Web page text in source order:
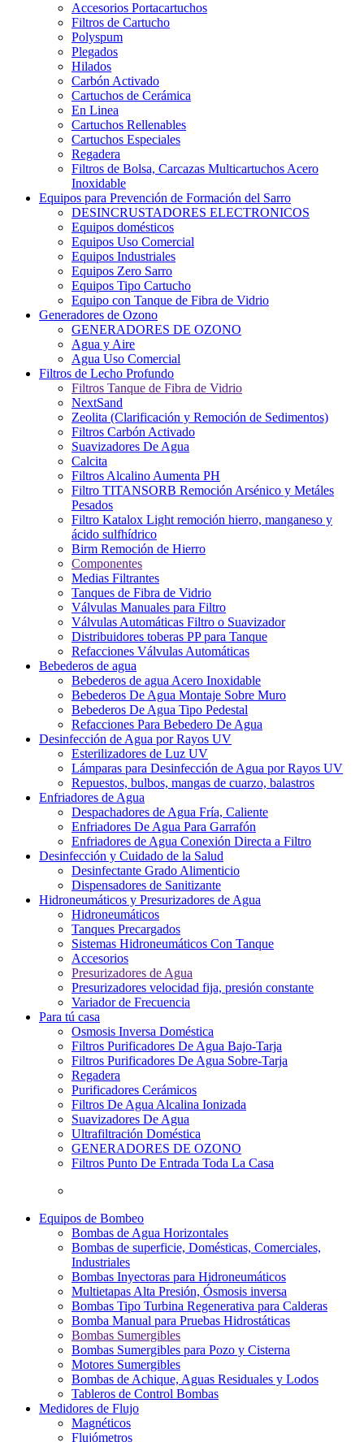
Accesorios Portacartuchos
Filtros de Cartucho
Polyspum
Plegados
Hilados
Carbón Activado
Cartuchos de Cerámica
En Linea
Cartuchos Rellenables
Cartuchos Especiales
Regadera
Filtros de Bolsa, Carcazas Multicartuchos Acero
Inoxidable
Equipos para Prevención de Formación del Sarro
DESINCRUSTADORES ELECTRONICOS
Equipos domésticos
Equipos Uso Comercial
Equipos Industriales
Equipos Zero Sarro
Equipos Tipo Cartucho
Equipo con Tanque de Fibra de Vidrio
Generadores de Ozono
GENERADORES DE OZONO
Agua y Aire
Agua Uso Comercial
Filtros de Lecho Profundo
Filtros Tanque de Fibra de Vidrio
NextSand
Zeolita (Clarificación y Remoción de Sedimentos)
Filtros Carbón Activado
Suavizadores De Agua
Calcita
Filtros Alcalino Aumenta PH
Filtro TITANSORB Remoción Arsénico y Metáles
Pesados
Filtro Katalox Light remoción hierro, manganeso y
ácido sulfhídrico
Birm Remoción de Hierro
Componentes
Medias Filtrantes
Tanques de Fibra de Vidrio
Válvulas Manuales para Filtro
Válvulas Automáticas Filtro o Suavizador
Distribuidores toberas PP para Tanque
Refacciones Válvulas Automáticas
Bebederos de agua
Bebederos de agua Acero Inoxidable
Bebederos De Agua Montaje Sobre Muro
Bebederos De Agua Tipo Pedestal
Refacciones Para Bebedero De Agua
Desinfección de Agua por Rayos UV
Esterilizadores de Luz UV
Lámparas para Desinfección de Agua por Rayos UV
Repuestos, bulbos, mangas de cuarzo, balastros
Enfriadores de Agua
Despachadores de Agua Fría, Caliente
Enfriadores De Agua Para Garrafón
Enfriadores de Agua Conexión Directa a Filtro
Desinfección y Cuidado de la Salud
Desinfectante Grado Alimenticio
Dispensadores de Sanitizante
Hidroneumáticos y Presurizadores de Agua
Hidroneumáticos
Tanques Precargados
Sistemas Hidroneumáticos Con Tanque
Accesorios
Presurizadores de Agua
Presurizadores velocidad fija, presión constante
Variador de Frecuencia
Para tú casa
Osmosis Inversa Doméstica
Filtros Purificadores De Agua Bajo-Tarja
Filtros Purificadores De Agua Sobre-Tarja
Regadera
Purificadores Cerámicos
Filtros De Agua Alcalina Ionizada
Suavizadores De Agua
Ultrafiltración Doméstica
GENERADORES DE OZONO
Filtros Punto De Entrada Toda La Casa
Equipos de Bombeo
Bombas de Agua Horizontales
Bombas de superficie, Domésticas, Comerciales,
Industriales
Bombas Inyectoras para Hidroneumáticos
Multietapas Alta Presión, Ósmosis inversa
Bombas Tipo Turbina Regenerativa para Calderas
Bomba Manual para Pruebas Hidrostáticas
Bombas Sumergibles
Bombas Sumergibles para Pozo y Cisterna
Motores Sumergibles
Bombas de Achique, Aguas Residuales y Lodos
Tableros de Control Bombas
Medidores de Flujo
Magnéticos
Flujómetros